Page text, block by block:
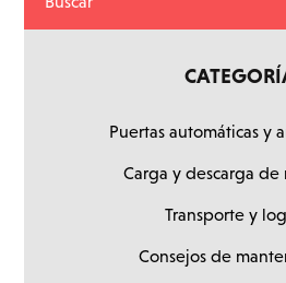
Puertas automáticas y
Carga y descarga de
Transporte y
Consejos de